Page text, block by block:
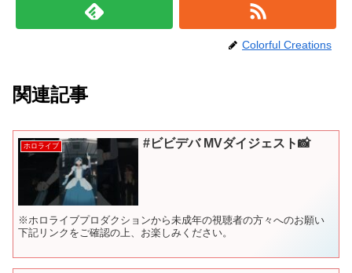
Colorful Creations
関連記事
ホロライブ #ビビデバ MVダイジェスト📸
※ホロライブプロダクションから未成年の視聴者の方々へのお願い
下記リンクをご確認の上、お楽しみください。